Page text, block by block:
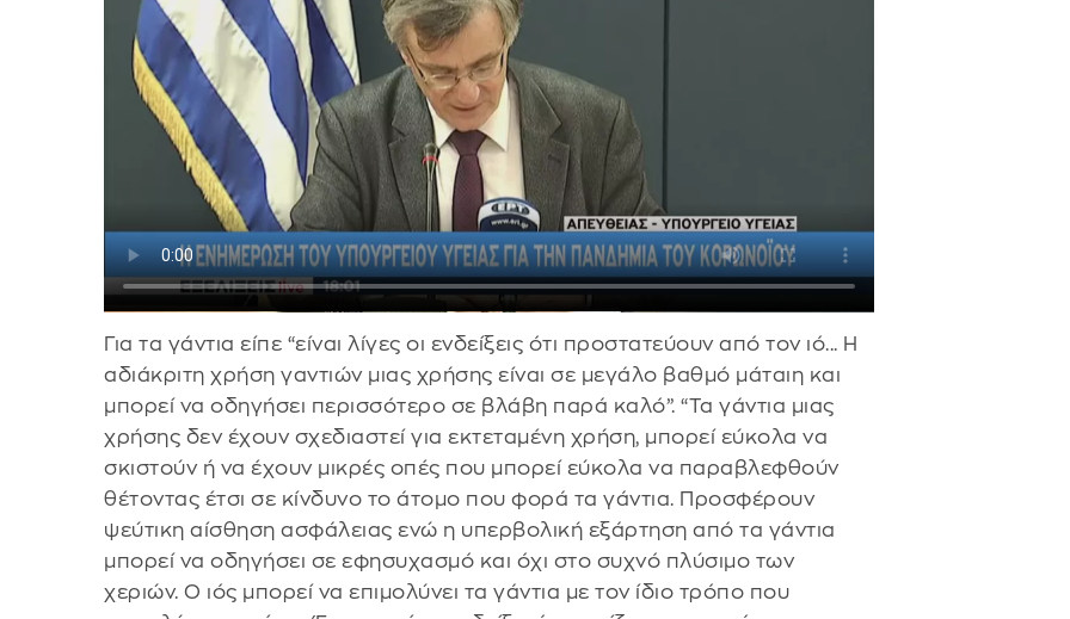
Για τα γάντια είπε “είναι λίγες οι ενδείξεις ότι προστατεύουν από τον ιό... Η
αδιάκριτη χρήση γαντιών μιας χρήσης είναι σε μεγάλο βαθμό μάταιη και
μπορεί να οδηγήσει περισσότερο σε βλάβη παρά καλό”. “Τα γάντια μιας
χρήσης δεν έχουν σχεδιαστεί για εκτεταμένη χρήση, μπορεί εύκολα να
σκιστούν ή να έχουν μικρές οπές που μπορεί εύκολα να παραβλεφθούν
θέτοντας έτσι σε κίνδυνο το άτομο που φορά τα γάντια. Προσφέρουν
ψεύτικη αίσθηση ασφάλειας ενώ η υπερβολική εξάρτηση από τα γάντια
μπορεί να οδηγήσει σε εφησυχασμό και όχι στο συχνό πλύσιμο των
χεριών. Ο ιός μπορεί να επιμολύνει τα γάντια με τον ίδιο τρόπο που